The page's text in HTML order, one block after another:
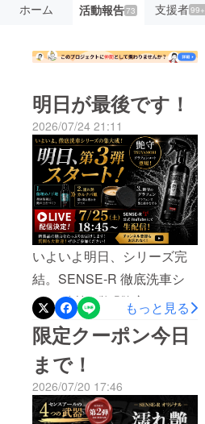
ホーム 活動報告73 支援者99+
明日が最後です！
2026/07/24 21:11
いよいよ明日、シリーズ完
結。SENSE-R 徹底洗車シ
リーズ 第3弾「艶守
TSUYAMORI グラフェン
コート」いよいよ公開しま
す！第1弾で塗装を整え、第
2弾で濡れ艶を引き出し、そ
して第3弾でその美しい艶と
もっと見る
限定クーポン今日
まで！
2026/07/20 17:46